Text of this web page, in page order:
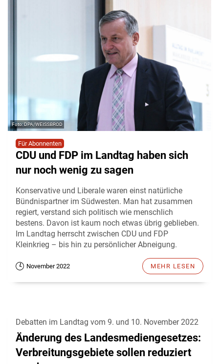
DPA/WEISSBROD
Für Abonnenten
CDU und FDP im Landtag haben sich
nur noch wenig zu sagen
Konservative und Liberale waren einst natürliche
Bündnispartner im Südwesten. Man hat zusammen
regiert, verstand sich politisch wie menschlich
bestens. Davon ist kaum noch etwas übrig geblieben.
Im Landtag herrscht zwischen CDU und FDP
Kleinkrieg – bis hin zu persönlicher Abneigung.
November 2022 MEHR LESEN
Debatten im Landtag vom 9. und 10. November 2022
Änderung des Landesmediengesetzes:
Verbreitungsgebiete sollen reduziert